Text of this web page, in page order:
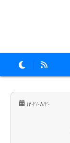
۱۴۰۲/۰۸/۲۰